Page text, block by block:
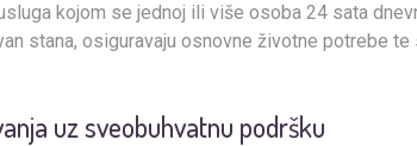
kojom se jednoj ili više osoba 24 sata
stana, osiguravaju osnovne životne potrebe te
uz sveobuhvatnu podršku